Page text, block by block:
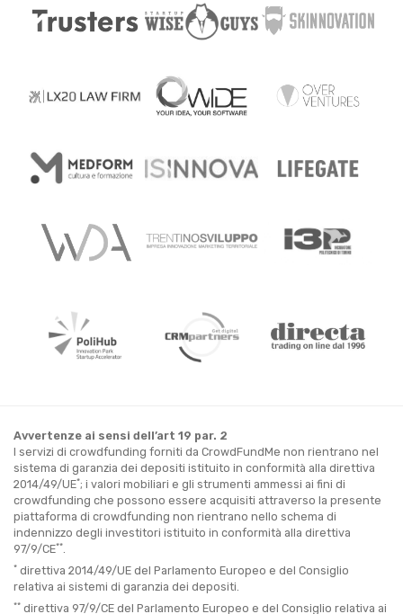
Avvertenze ai sensi dell’art 19 par. 2
I servizi di crowdfunding forniti da CrowdFundMe non rientrano nel
sistema di garanzia dei depositi istituito in conformità alla direttiva
2014/49/UE*; i valori mobiliari e gli strumenti ammessi ai fini di
crowdfunding che possono essere acquisiti attraverso la presente
piattaforma di crowdfunding non rientrano nello schema di
indennizzo degli investitori istituito in conformità alla direttiva
97/9/CE**.
* direttiva 2014/49/UE del Parlamento Europeo e del Consiglio
relativa ai sistemi di garanzia dei depositi.
** direttiva 97/9/CE del Parlamento Europeo e del Consiglio relativa ai